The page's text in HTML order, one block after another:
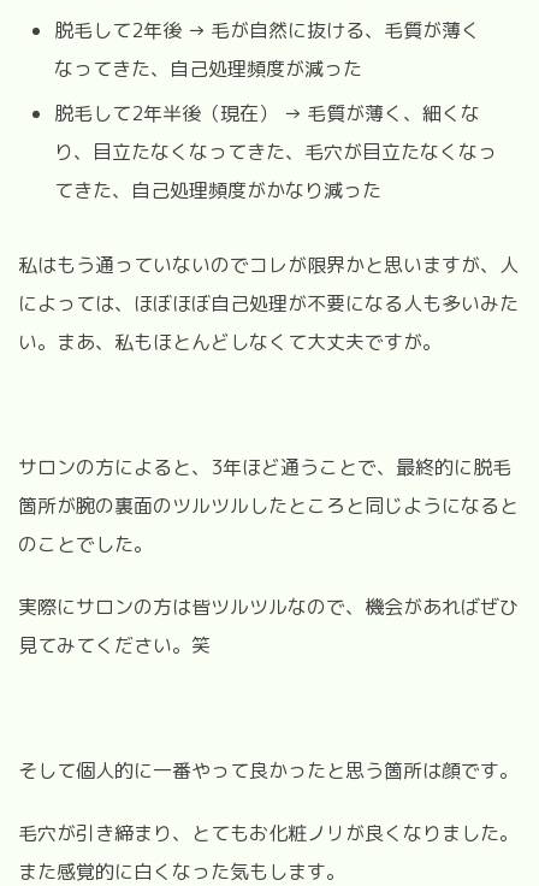
脱毛して2年後 → 毛が自然に抜ける、毛質が薄く
なってきた、自己処理頻度が減った
脱毛して2年半後（現在） → 毛質が薄く、細くな
り、目立たなくなってきた、毛穴が目立たなくなっ
てきた、自己処理頻度がかなり減った
私はもう通っていないのでコレが限界かと思いますが、人
によっては、ほぼほぼ自己処理が不要になる人も多いみた
い。まあ、私もほとんどしなくて大丈夫ですが。
サロンの方によると、3年ほど通うことで、最終的に脱毛
箇所が腕の裏面のツルツルしたところと同じようになると
のことでした。
実際にサロンの方は皆ツルツルなので、機会があればぜひ
見てみてください。笑
そして個人的に一番やって良かったと思う箇所は顔です。
毛穴が引き締まり、とてもお化粧ノリが良くなりました。
また感覚的に白くなった気もします。